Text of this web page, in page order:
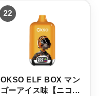
0
0
た
。
5
0
。
22
OKSO ELF BOX マン
ゴーアイス味【ニコパ